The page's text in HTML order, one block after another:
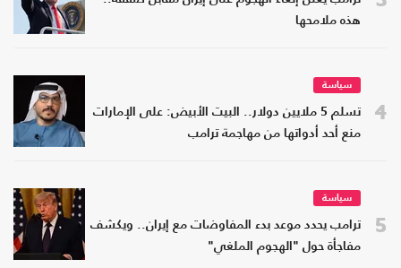
هذه ملامحها
4
سياسة
تسلم 5 ملايين دولار.. البيت الأبيض: على الإمارات
منع أحد أدواتها من مهاجمة ترامب
5
سياسة
ترامب يحدد موعد بدء المفاوضات مع إيران.. ويكشف
مفاجأة حول "الهجوم الملغي"